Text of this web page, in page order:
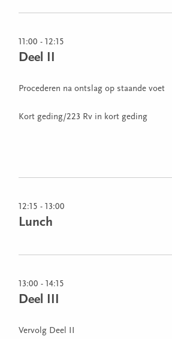
11:00 - 12:15
Deel II
Procederen na ontslag op staande voet
Kort geding/223 Rv in kort geding
12:15 - 13:00
Lunch
13:00 - 14:15
Deel III
Vervolg Deel II